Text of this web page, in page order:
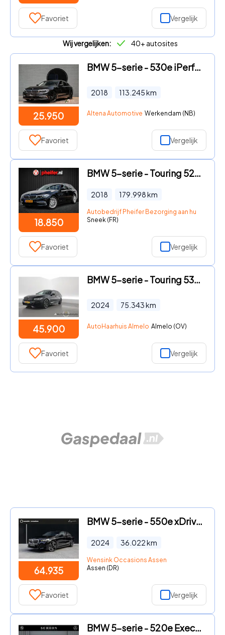
Favoriet Vergelijk
Wij vergelijken: 40+ autosites
25.950
BMW 5-serie - 530e iPerformance Executive schuifdak, comfort stoelen, driv
2018 113.245km
Altena Automotive Werkendam (NB)
Favoriet Vergelijk
18.850
BMW 5-serie - Touring 520d High Executive Luxury line Lederen int./ Camera
2018 179.998km
Autobedrijf Pheifer Bezorging aan huis in heel
Sneek (FR)
Favoriet Vergelijk
45.900
BMW 5-serie - Touring 530e xDrive M Sport | Pano | HUD | Laser | Memory |
2024 75.343km
AutoHaarhuis Almelo Almelo (OV)
Favoriet Vergelijk
64.935
BMW 5-serie - 550e xDrive | SOH 95, 6% | M-Sport | Comfortstoelen met Gehe
2024 36.022km
Wensink Occasions Assen
Assen (DR)
Favoriet Vergelijk
BMW 5-serie - 520e Executive | M-PAKKET | CAMERA | CARPLAY |